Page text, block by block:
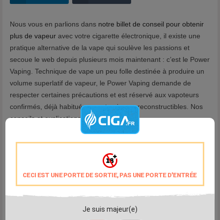
CECI EST UNE PORTE DE SORTIE, PAS UNE PORTE D'ENTRÉE
Je suis majeur(e)
Nous vous en parlions dans notre billet de conseil pour obtenir
plus de vapeur avec votre cigarette électronique, il existe une
pratique alternative de la vape qui soulève les passions et
secoue le web depuis plusieurs mois maintenant : c’est le Power
Vaping. Technique de vape un peu folle destinée à produire un
volume superlatif de vapeur, le Power Vaping demande de
respecter certaines précautions et est réservé aux vapoteurs
confirmés, déjà habitués aux atomiseurs reconstructibles. Nos
conseils et explications.
Le Power Vaping : « Ils sont fous ces
C’est comme si les Philippins n’avaient jamais connu les
balbutiements de la vape ni les atomiseurs tous publics. Car
c’est avec des vidéos surprenantes et des matériels haut de
gamme destinés aux vapoteurs experts qu’ils se sont faits
connaître sur le web. Et c’est justement via de nombreuses